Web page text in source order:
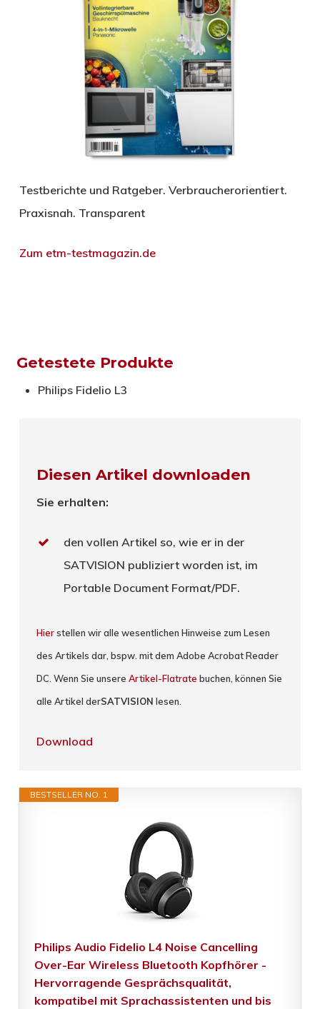
Testberichte und Ratgeber. Verbraucherorientiert.
Praxisnah. Transparent
Zum etm-testmagazin.de
Getestete Produkte
Philips Fidelio L3
Diesen Artikel downloaden
Sie erhalten:
den vollen Artikel so, wie er in der
SATVISION publiziert worden ist, im
Portable Document Format/PDF.
Hierstellen wir alle wesentlichen Hinweise zum Lesen
des Artikels dar, bspw. mit dem Adobe Acrobat Reader
DC. Wenn Sie unsereArtikel-Flatrate buchen, können Sie
alle Artikel derSATVISION lesen.
Download
BESTSELLER NO. 1
Philips Audio Fidelio L4 Noise Cancelling
Over-Ear Wireless Bluetooth Kopfhörer -
Hervorragende Gesprächsqualität,
kompatibel mit Sprachassistenten und bis